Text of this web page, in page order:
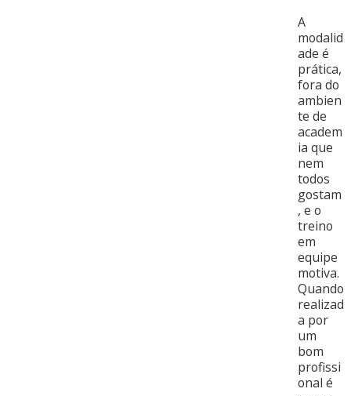
A
modalid
ade é
prática,
fora do
ambien
te de
academ
ia que
nem
todos
gostam
, e o
treino
em
equipe
motiva.
Quando
realizad
a por
um
bom
profissi
onal é